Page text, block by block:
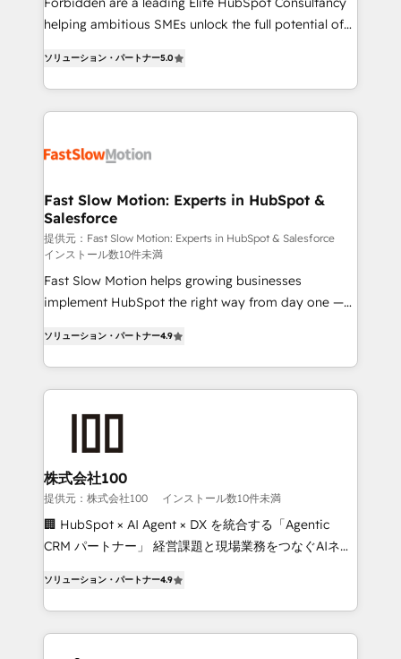
: migration sécurisée, implémentation Marketing +
Sales + Service Hub, synchronisation ERP ↔
Implementation, Data Migration & Custom
Integration. 📩 Parlons de votre projet →
helping ambitious SMEs unlock the full potential of
but never see the ROI they expected due to poor
adoption, messy data, and disconnected teams
getting in the way. That’s where we come in. We
design, implement, and optimise HubSpot so it
services include: - Choosing the right HubSpot
package for your business - Full CRM, Marketing, and
Sales Hub implementations - Custom dashboards
and reporting - Workflow automation and data
clean-up - Sales enablement and team training -
Ongoing optimisation and RevOps support Based in
engine it’s meant to be.
ソリューション・パートナー5.0
Fast Slow Motion: Experts in HubSpot &
Salesforce
提供元：Fast Slow Motion: Experts in HubSpot & Salesforce
インストール数10件未満
Fast Slow Motion helps growing businesses
implement HubSpot the right way from day one —
Highly certified in both HubSpot and Salesforce, we
bring deep experience in CRM implementation,
integrations, and data migration across modern
combines strong technical execution with real
business perspective. Many of our consultants have
scaled businesses themselves, giving us a practical
understanding of what owners and operators need
as their systems, data, and processes evolve. Since
range of industries, including healthcare, software,
B2B services, manufacturing, financial services and
ソリューション・パートナー4.9
株式会社100
提供元：株式会社100 インストール数10件未満
🏢 HubSpot × AI Agent × DX を統合する「Agentic
CRM パートナー」 経営課題と現場業務をつなぐAIネイ
力で顧客フロント業務を再設計します。 💡 100inc は何
をする会社か？ HubSpotを共通基盤に、AIエージェン
トを組み込んだ顧客フロント業務（マーケティング・営
ソリューション・パートナー4.9